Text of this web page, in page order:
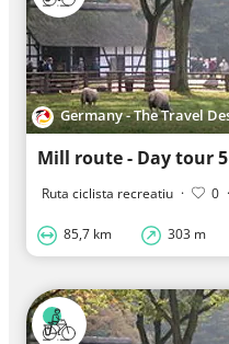
Germany - The Travel
Mill route - Day tour
Ruta ciclista recreatiu · 0 ·
85,7 km 303 m